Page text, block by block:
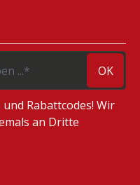
OK
Rabattcodes! Wir
an Dritte